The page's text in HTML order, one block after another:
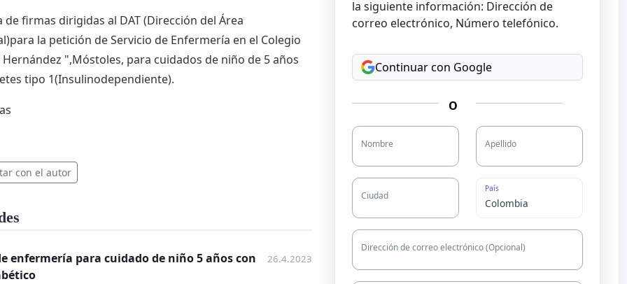
de firmas dirigidas al DAT (Dirección del Área
la petición de Servicio de Enfermería en el Colegio
",Móstoles, para cuidados de niño de 5 años
tipo 1(Insulinodependiente).
con el autor
enfermería para cuidado de niño 5 años con
26.4.2023
la siguiente información: Dirección de
correo electrónico, Número telefónico.
Continuar con Google
O
Nombre Apellido
Ciudad
País
Dirección de correo electrónico (Opcional)